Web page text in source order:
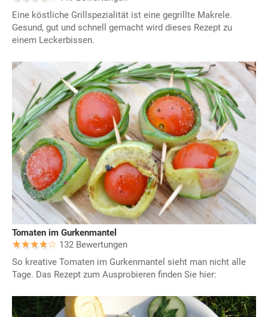
Eine köstliche Grillspezialität ist eine gegrillte Makrele.
Gesund, gut und schnell gemacht wird dieses Rezept zu
einem Leckerbissen.
Tomaten im Gurkenmantel
132 Bewertungen
So kreative Tomaten im Gurkenmantel sieht man nicht alle
Tage. Das Rezept zum Ausprobieren finden Sie hier: